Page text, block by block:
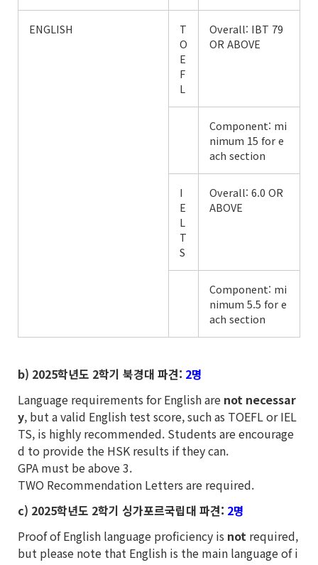
ENGLISH
T
O
E
F
L
Overall: IBT 79
OR ABOVE
Component: mi
nimum 15 for e
ach section
I
E
L
T
S
Overall: 6.0 OR
ABOVE
Component: mi
nimum 5.5 for e
ach section
b) 2025학년도 2학기 북경대 파견: 2명
Language requirements for English are not necessar
y, but a valid English test score, such as TOEFL or IEL
TS, is highly recommended. Students are encourage
d to provide the HSK results if they can.
GPA must be above 3.
TWO Recommendation Letters are required.
c) 2025학년도 2학기 싱가포르국립대 파견: 2명
Proof of English language proficiency is not required,
but please note that English is the main language of i